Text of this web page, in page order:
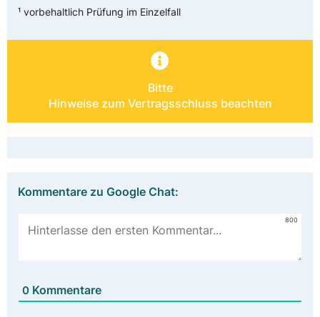
¹ vorbehaltlich Prüfung im Einzelfall
Bitte
Hinweise zum Vertragsschluss beachten
Kommentare zu Google Chat:
800
0 Kommentare